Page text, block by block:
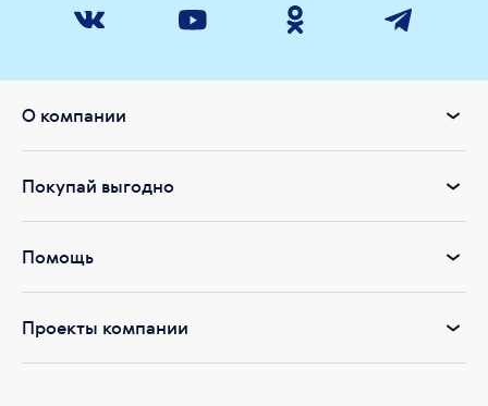
О компании
Покупай выгодно
Помощь
Проекты компании